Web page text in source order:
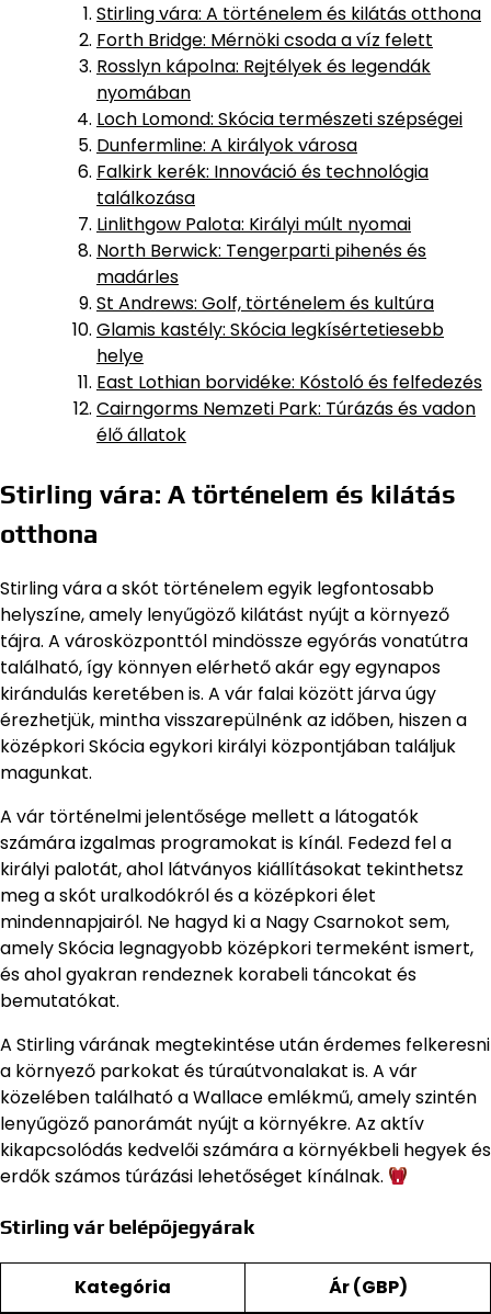
Stirling vára: A történelem és kilátás otthona
Forth Bridge: Mérnöki csoda a víz felett
Rosslyn kápolna: Rejtélyek és legendák
nyomában
Loch Lomond: Skócia természeti szépségei
Dunfermline: A királyok városa
Falkirk kerék: Innováció és technológia
találkozása
Linlithgow Palota: Királyi múlt nyomai
North Berwick: Tengerparti pihenés és
madárles
St Andrews: Golf, történelem és kultúra
Glamis kastély: Skócia legkísértetiesebb
helye
East Lothian borvidéke: Kóstoló és felfedezés
Cairngorms Nemzeti Park: Túrázás és vadon
élő állatok
Stirling vára: A történelem és kilátás
otthona
Stirling vára a skót történelem egyik legfontosabb
helyszíne, amely lenyűgöző kilátást nyújt a környező
tájra. A városközponttól mindössze egyórás vonatútra
található, így könnyen elérhető akár egy egynapos
kirándulás keretében is. A vár falai között járva úgy
érezhetjük, mintha visszarepülnénk az időben, hiszen a
középkori Skócia egykori királyi központjában találjuk
magunkat.
A vár történelmi jelentősége mellett a látogatók
számára izgalmas programokat is kínál. Fedezd fel a
királyi palotát, ahol látványos kiállításokat tekinthetsz
meg a skót uralkodókról és a középkori élet
mindennapjairól. Ne hagyd ki a Nagy Csarnokot sem,
amely Skócia legnagyobb középkori termeként ismert,
és ahol gyakran rendeznek korabeli táncokat és
bemutatókat.
A Stirling várának megtekintése után érdemes felkeresni
a környező parkokat és túraútvonalakat is. A vár
közelében található a Wallace emlékmű, amely szintén
lenyűgöző panorámát nyújt a környékre. Az aktív
kikapcsolódás kedvelői számára a környékbeli hegyek és
erdők számos túrázási lehetőséget kínálnak.
Stirling vár belépőjegyárak
Kategória Ár (GBP)